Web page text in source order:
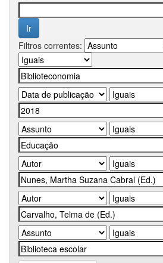
Filtros correntes: